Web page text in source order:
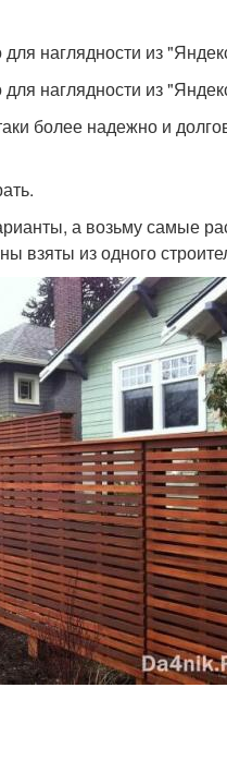
наглядности из
наглядности из
более надежно и
а возьму самые
взяты из одного